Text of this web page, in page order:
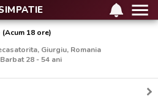
(Acum 18 ore)
Giurgiu, Romania
28 - 54 ani